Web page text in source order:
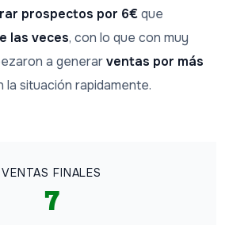
prospectos por 6€que
las veces, con lo que con muy
a generarventas por más
la situación rapidamente.
VENTAS FINALES
7